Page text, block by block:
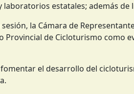
estatales; además
la Cámara de
Provincial de Cicloturismo como
el desarrollo del